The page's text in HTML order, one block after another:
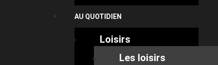
AU QUOTIDIEN
Loisirs
Les loisirs